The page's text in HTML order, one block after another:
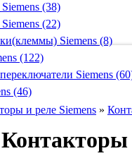
(38)
(22)
Siemens (8)
(122)
Siemens
(46)
и реле Siemens »
Контакторы